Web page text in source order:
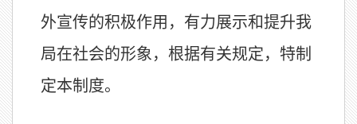
外宣传的积极作用，有力展示和提升我
局在社会的形象，根据有关规定，特制
定本制度。